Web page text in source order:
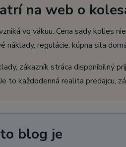
na web o
vo vákuu. Cena sady kolies
náklady, regulácie, kúpna sila
zákazník stráca disponibilný
to každodenná realita predajcu,
blog je